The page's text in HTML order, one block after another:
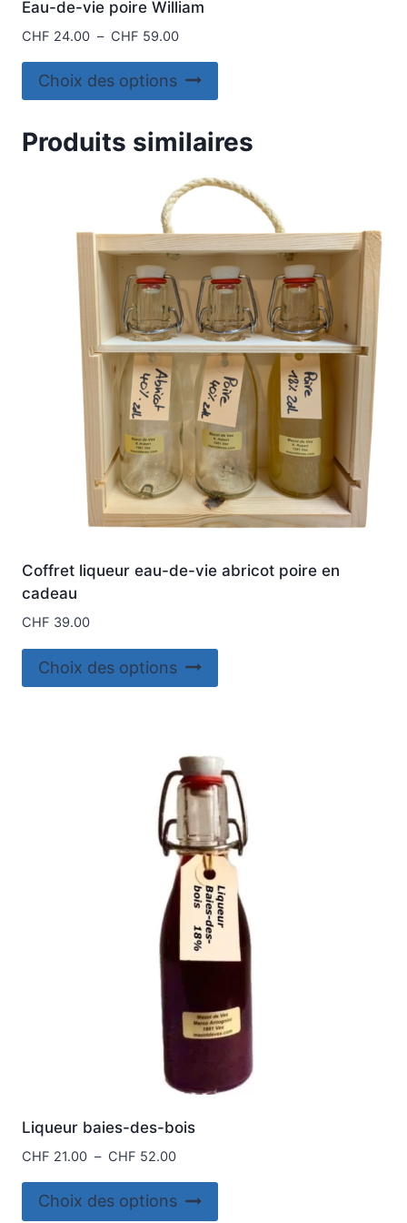
Eau-de-vie poire William
CHF 24.00 – CHF 59.00Plage
prix :
CHF 24.00
CHF 59.00
Choix des options
produit
plusieurs
Les
options
peuvent
être
choisies
sur
la
page
du
produit
Produits similaires
Coffret liqueur eau-de-vie abricot poire en
cadeau
CHF 39.00
Choix des options
produit
variations.
Les
options
peuvent
être
choisies
sur
la
page
produit
Liqueur baies-des-bois
CHF 21.00 – CHF 52.00Plage
prix :
CHF 21.00
Choix des options
produit